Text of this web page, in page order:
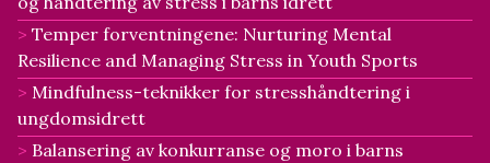
Temper forventningene: Nurturing Mental
Resilience and Managing Stress in Youth Sports
Mindfulness-teknikker for stresshåndtering i
ungdomsidrett
Balansering av konkurranse og moro i barns